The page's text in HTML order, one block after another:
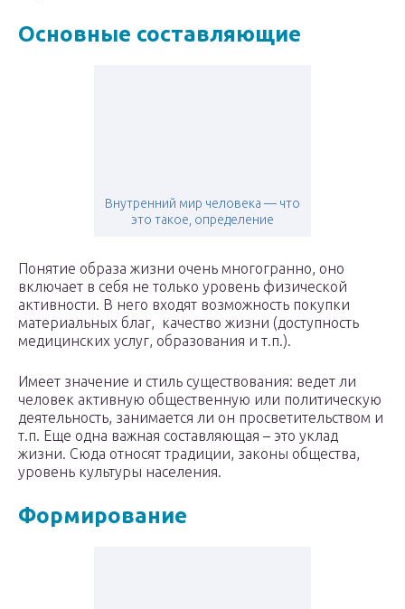
Основные составляющие
Внутренний мир человека — что
это такое, определение
Понятие образа жизни очень многогранно, оно
включает в себя не только уровень физической
активности. В него входят возможность покупки
материальных благ, качество жизни (доступность
медицинских услуг, образования и т.п.).
Имеет значение и стиль существования: ведет ли
человек активную общественную или политическую
деятельность, занимается ли он просветительством и
т.п. Еще одна важная составляющая – это уклад
жизни. Сюда относят традиции, законы общества,
уровень культуры населения.
Формирование